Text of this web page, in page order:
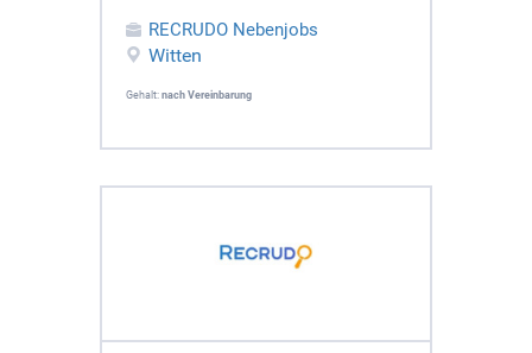
RECRUDO Nebenjobs
Witten
Gehalt: nach Vereinbarung